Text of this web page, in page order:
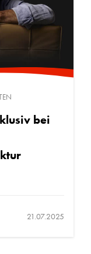
bei
21.07.2025